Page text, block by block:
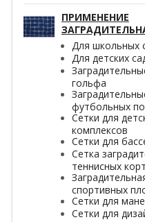
ПРИМЕНЕНИЕ
Для школьных
Для детских
гольфа
футбольных
Сетки для
комплексов
Сетки для
Сетка
теннисных
спортивных
Сетки для
Сетки для